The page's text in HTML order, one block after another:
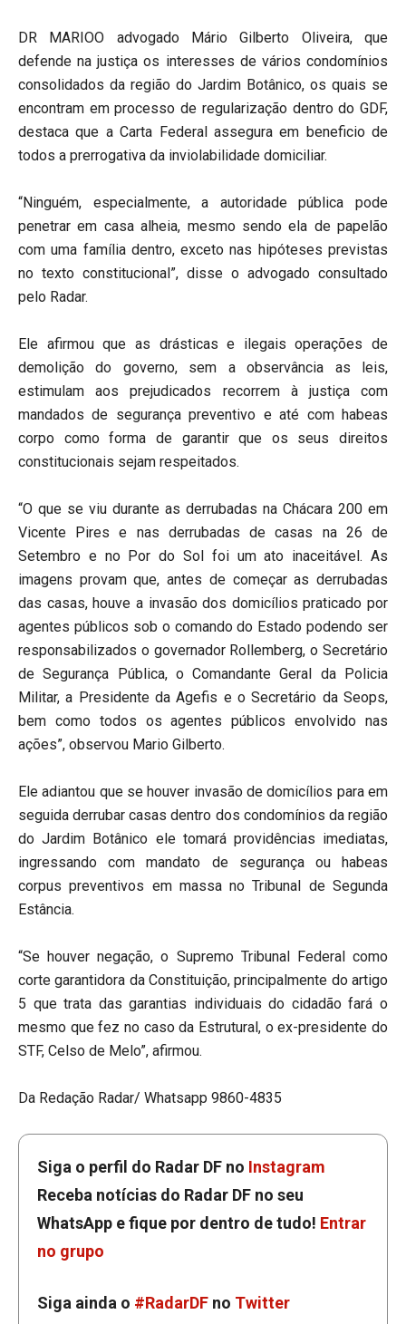
DR MARIOO advogado Mário Gilberto Oliveira, que
defende na justiça os interesses de vários condomínios
consolidados da região do Jardim Botânico, os quais se
encontram em processo de regularização dentro do GDF,
destaca que a Carta Federal assegura em beneficio de
todos a prerrogativa da inviolabilidade domiciliar.
“Ninguém, especialmente, a autoridade pública pode
penetrar em casa alheia, mesmo sendo ela de papelão
com uma família dentro, exceto nas hipóteses previstas
no texto constitucional”, disse o advogado consultado
pelo Radar.
Ele afirmou que as drásticas e ilegais operações de
demolição do governo, sem a observância as leis,
estimulam aos prejudicados recorrem à justiça com
mandados de segurança preventivo e até com habeas
corpo como forma de garantir que os seus direitos
constitucionais sejam respeitados.
“O que se viu durante as derrubadas na Chácara 200 em
Vicente Pires e nas derrubadas de casas na 26 de
Setembro e no Por do Sol foi um ato inaceitável. As
imagens provam que, antes de começar as derrubadas
das casas, houve a invasão dos domicílios praticado por
agentes públicos sob o comando do Estado podendo ser
responsabilizados o governador Rollemberg, o Secretário
de Segurança Pública, o Comandante Geral da Policia
Militar, a Presidente da Agefis e o Secretário da Seops,
bem como todos os agentes públicos envolvido nas
ações”, observou Mario Gilberto.
Ele adiantou que se houver invasão de domicílios para em
seguida derrubar casas dentro dos condomínios da região
do Jardim Botânico ele tomará providências imediatas,
ingressando com mandato de segurança ou habeas
corpus preventivos em massa no Tribunal de Segunda
Estância.
“Se houver negação, o Supremo Tribunal Federal como
corte garantidora da Constituição, principalmente do artigo
5 que trata das garantias individuais do cidadão fará o
mesmo que fez no caso da Estrutural, o ex-presidente do
STF, Celso de Melo”, afirmou.
Da Redação Radar/ Whatsapp 9860-4835
Siga o perfil do Radar DF no Instagram
Receba notícias do Radar DF no seu
WhatsApp e fique por dentro de tudo! Entrar
no grupo
Siga ainda o #RadarDF no Twitter